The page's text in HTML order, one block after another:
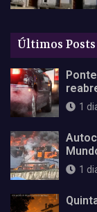
Últimos Posts
1
1